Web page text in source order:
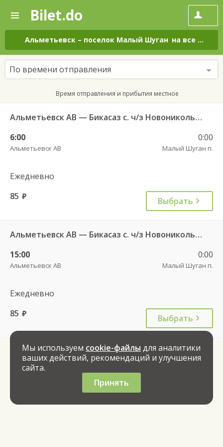
—
Поиск
и
покупка
билетов
на
автобус
онлайн
Bilet.do
Альметьевск – поселок Малый Шуган на все дни
По времени отправления
Время отправления и прибытия местное
Альметьевск АВ — Бикасаз с. ч/з Новоникольск с. 111
6:00
Альметьевск АВ
0:00
Малый Шуган п.
Ежедневно
85 руб. Выбрать
Альметьевск АВ — Бикасаз с. ч/з Новоникольск с. 111
15:00
Альметьевск АВ
0:00
Малый Шуган п.
Ежедневно
85 руб. Выбрать
Мы используем cookie-файлы для аналитики
ваших действий, рекомендаций и улучшения
сайта.
Принять